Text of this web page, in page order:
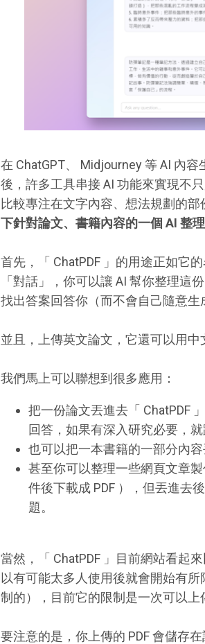
在 ChatGPT、 Midjourney 等 AI 內
後，許多工具串接 AI 功能來實現不
比較專注在文字內容、想法規劃的部
下針對論文、書籍內容的一個 AI 整理
首先，「 ChatPDF 」的用途正如它
「對話」，你可以讓 AI 幫你整理這
找出答案回答你（而不會自己隨意生
並且，上傳英文論文，它還可以用中
我們馬上可以聯想到很多應用：
把一份論文丟進去「 ChatPDF
回答，如果有深入研究必要，
也可以把一本書籍的一部分內容
甚至你可以整理一些網頁文章
件後下載成 PDF ），但丟進去
題。
當然，「 ChatPDF 」目前網站看起
以有可能太多人使用後就會開始有所
制的），目前它的限制是一次可以上
要注意的是，你上傳的 PDF 會儲存